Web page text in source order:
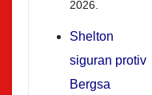
2026.
Shelton
siguran protiv
Bergsa